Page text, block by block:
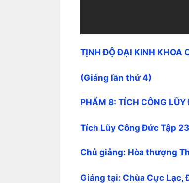
TỊNH ĐỘ ĐẠI KINH KHOA
(Giảng lần thứ 4)
PHẨM 8: TÍCH CÔNG LŨY
Tích Lũy Công Đức Tập
Chủ giảng: Hòa thượng
Giảng tại: Chùa Cực Lạc,